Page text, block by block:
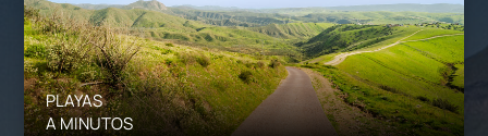
PLAYAS
A MINUTOS